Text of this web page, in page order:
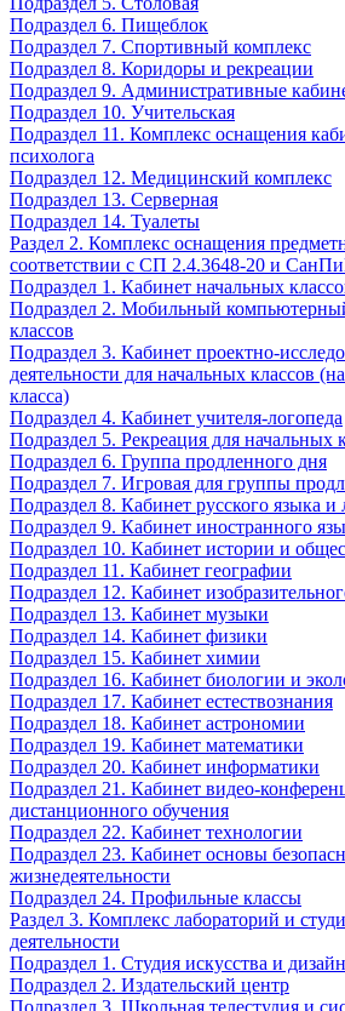
Подраздел 6. Пищеблок
Подраздел 7. Спортивный комплекс
Подраздел 8. Коридоры и рекреации
Подраздел 9. Административные
Подраздел 10. Учительская
Подраздел 11. Комплекс оснащения
психолога
Подраздел 12. Медицинский комплекс
Подраздел 13. Серверная
Подраздел 14. Туалеты
Раздел 2. Комплекс оснащения
соответствии с СП 2.4.3648-20 и
Подраздел 1. Кабинет начальных
Подраздел 2. Мобильный
классов
Подраздел 3. Кабинет проектно-
деятельности для начальных классов
класса)
Подраздел 4. Кабинет учителя-логопеда
Подраздел 5. Рекреация для начальных
Подраздел 6. Группа продленного дня
Подраздел 7. Игровая для группы
Подраздел 8. Кабинет русского языка и
Подраздел 9. Кабинет иностранного
Подраздел 10. Кабинет истории и
Подраздел 11. Кабинет географии
Подраздел 12. Кабинет
Подраздел 13. Кабинет музыки
Подраздел 14. Кабинет физики
Подраздел 15. Кабинет химии
Подраздел 16. Кабинет биологии и
Подраздел 17. Кабинет естествознания
Подраздел 18. Кабинет астрономии
Подраздел 19. Кабинет математики
Подраздел 20. Кабинет информатики
Подраздел 21. Кабинет видео-
дистанционного обучения
Подраздел 22. Кабинет технологии
Подраздел 23. Кабинет основы
жизнедеятельности
Подраздел 24. Профильные классы
Раздел 3. Комплекс лабораторий и
деятельности
Подраздел 1. Студия искусства и
Подраздел 2. Издательский центр
Подраздел 3. Школьная телестудия и